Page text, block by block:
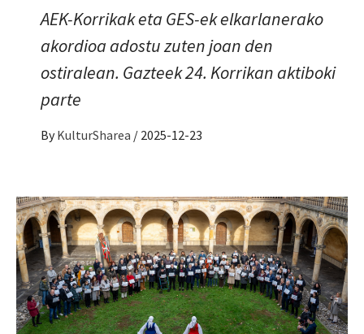
AEK-Korrikak eta GES-ek elkarlanerako
akordioa adostu zuten joan den
ostiralean. Gazteek 24. Korrikan aktiboki
parte
By KulturSharea / 2025-12-23